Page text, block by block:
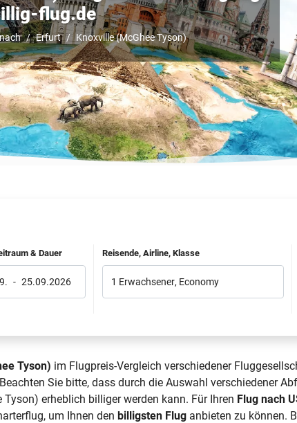
flug.de
Erfurt Knoxville (McGhee Tyson)
& Dauer
- 25.09.2026
Reisende, Airline, Klasse
1 Erwachsener, Economy
Tyson) im Flugpreis-Vergleich verschiedener
Sie bitte, dass durch die Auswahl verschiedener
erheblich billiger werden kann. Für Ihren Flug nach
um Ihnen denbilligsten Flug anbieten zu können.